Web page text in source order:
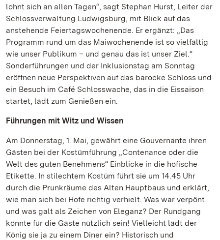
lohnt sich an allen Tagen“, sagt Stephan Hurst, Leiter der
Schlossverwaltung Ludwigsburg, mit Blick auf das
anstehende Feiertagswochenende. Er ergänzt: „Das
Programm rund um das Maiwochenende ist so vielfältig
wie unser Publikum – und genau das ist unser Ziel.“
Sonderführungen und der Inklusionstag am Sonntag
eröffnen neue Perspektiven auf das barocke Schloss und
ein Besuch im Café Schlosswache, das in die Eissaison
startet, lädt zum Genießen ein.
Führungen mit Witz und Wissen
Am Donnerstag, 1. Mai, gewährt eine Gouvernante ihren
Gästen bei der Kostümführung „Contenance oder die
Welt des guten Benehmens“ Einblicke in die höfische
Etikette. In stilechtem Kostüm führt sie um 14.45 Uhr
durch die Prunkräume des Alten Hauptbaus und erklärt,
wie man sich bei Hofe richtig verhielt. Was war verpönt
und was galt als Zeichen von Eleganz? Der Rundgang
könnte für die Gäste nützlich sein! Vielleicht lädt der
König sie ja zu einem Diner ein? Historisch und